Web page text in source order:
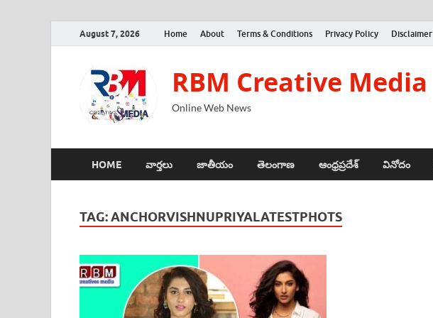
August 7, 2026 Home About Terms & Conditions Privacy Policy Disclaimer
RBM Creative Media
Online Web News
HOME వార్తలు జాతీయం తెలంగాణ ఆంధ్రప్రదేశ్ వినోదం
TAG:ANCHORVISHNUPRIYALATESTPHOTS